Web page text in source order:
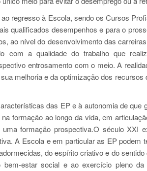
regresso à Escola, sendo os Cursos
qualificados desempenhos e para o
ao nível do desenvolvimento das
com a qualidade do trabalho que
entrosamento com o meio. A
melhoria e da optimização dos recursos
das EP e à autonomia de que
formação ao longo da vida, em
formação prospectiva.O século XXI
A Escola e em particular as EP podem
do espírito criativo e do
estar social e ao exercício pleno da